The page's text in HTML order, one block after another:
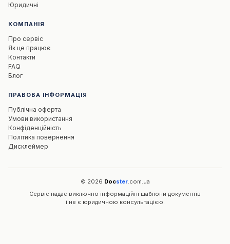
Юридичні
КОМПАНІЯ
Про сервіс
Як це працює
Контакти
FAQ
Блог
ПРАВОВА ІНФОРМАЦІЯ
Публічна оферта
Умови використання
Конфіденційність
Політика повернення
Дисклеймер
© 2026 Docster.com.ua
Сервіс надає виключно інформаційні шаблони документів
і не є юридичною консультацією.